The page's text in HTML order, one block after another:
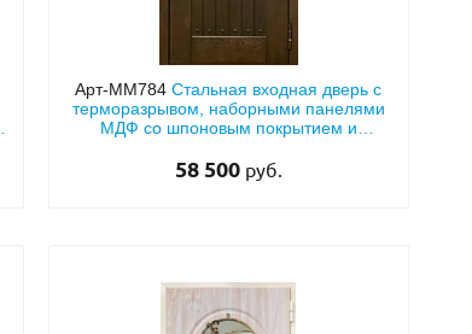
Арт-ММ784Стальная входная дверь с
терморазрывом, наборными панелями
МДФ со шпоновым покрытием и
58 500 руб.